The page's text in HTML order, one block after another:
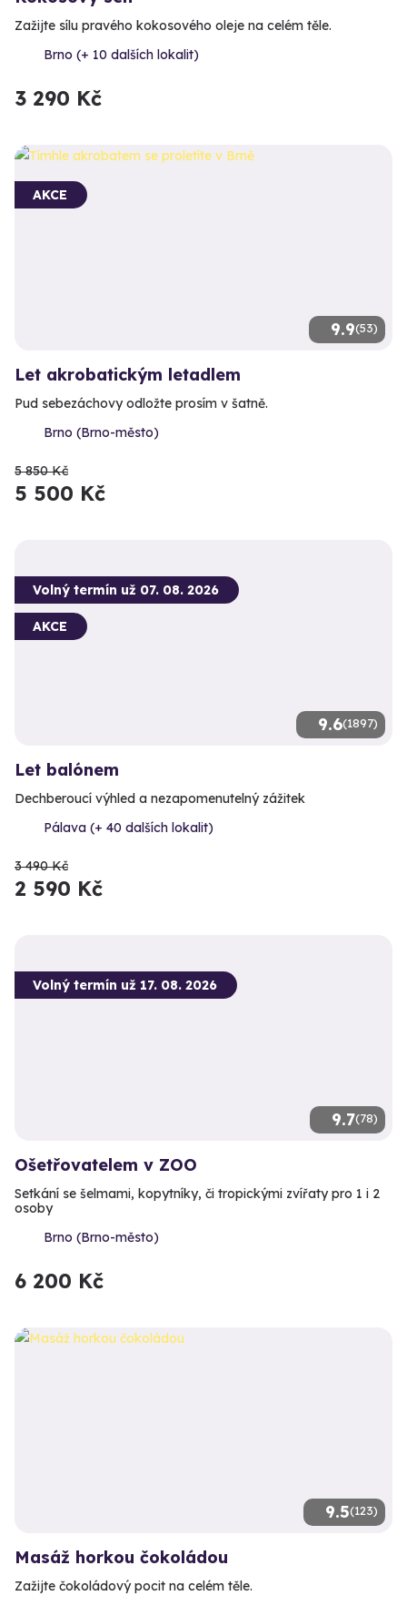
Zažijte sílu pravého kokosového oleje na celém těle.
Brno (+ 10 dalších lokalit)
3 290 Kč
9.9(53)
AKCE
Let akrobatickým letadlem
Pud sebezáchovy odložte prosím v šatně.
Brno (Brno-město)
5 850 Kč
5 500 Kč
9.6(1897)
Volný termín už 07. 08. 2026
AKCE
Let balónem
Dechberoucí výhled a nezapomenutelný zážitek
Pálava (+ 40 dalších lokalit)
3 490 Kč
2 590 Kč
9.7(78)
Volný termín už 17. 08. 2026
Ošetřovatelem v ZOO
Setkání se šelmami, kopytníky, či tropickými zvířaty pro 1 i 2
osoby
Brno (Brno-město)
6 200 Kč
9.5(123)
Masáž horkou čokoládou
Zažijte čokoládový pocit na celém těle.